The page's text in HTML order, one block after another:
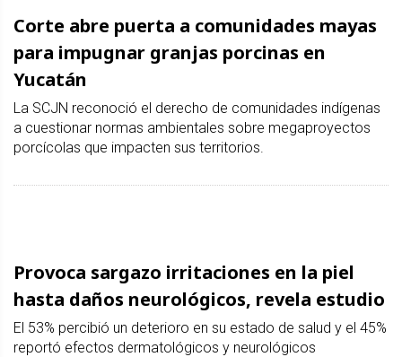
Corte abre puerta a comunidades mayas
para impugnar granjas porcinas en
Yucatán
La SCJN reconoció el derecho de comunidades indígenas
a cuestionar normas ambientales sobre megaproyectos
porcícolas que impacten sus territorios.
Provoca sargazo irritaciones en la piel
hasta daños neurológicos, revela estudio
El 53% percibió un deterioro en su estado de salud y el 45%
reportó efectos dermatológicos y neurológicos